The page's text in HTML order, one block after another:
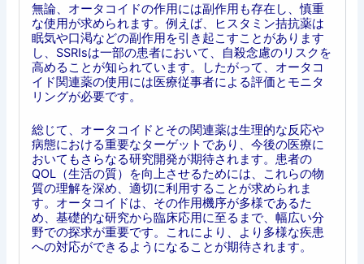
無論、オータコイドの作用には副作用も存在し、慎重
な使用が求められます。例えば、ヒスタミン拮抗薬は
眠気や口渇などの副作用を引き起こすことがあります
し、SSRIsは一部の患者において、自殺念慮のリスクを
高めることが知られています。したがって、オータコ
イド関連薬の使用には医療従事者による評価とモニタ
リングが必要です。
総じて、オータコイドとその関連薬は生理的な反応や
病態における重要なターゲットであり、今後の医療に
おいてもさらなる研究開発が期待されます。患者の
QOL（生活の質）を向上させるためには、これらの物
質の理解を深め、適切に利用することが求められま
す。オータコイドは、その作用機序が多様であるた
め、基礎的な研究から臨床応用に至るまで、幅広い分
野での探求が重要です。これにより、より多様な疾患
への対応ができるようになることが期待されます。